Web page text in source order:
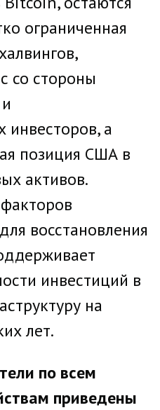
ограниченная
со стороны
инвесторов, а
позиция США в
активов.
восстановления
инвестиций в
на
лет.
по всем
приведены